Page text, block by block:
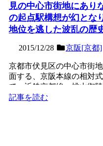
見の中心市街地にあり
の起点駅構想が幻とな
地位を逃した波乱の歴
2015/12/28 京阪[京都]
京都市伏見区の中心市街
面する、京阪本線の相対
で、近鉄京都線・桃山御
戦前は急行停車駅であ...
記事を読む